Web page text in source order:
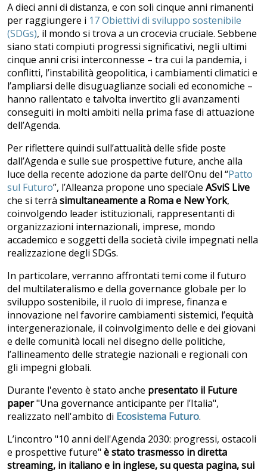
A dieci anni di distanza, e con soli cinque anni rimanenti
per raggiungere i 17 Obiettivi di sviluppo sostenibile
(SDGs), il mondo si trova a un crocevia cruciale. Sebbene
siano stati compiuti progressi significativi, negli ultimi
cinque anni crisi interconnesse – tra cui la pandemia, i
conflitti, l’instabilità geopolitica, i cambiamenti climatici e
l’ampliarsi delle disuguaglianze sociali ed economiche –
hanno rallentato e talvolta invertito gli avanzamenti
conseguiti in molti ambiti nella prima fase di attuazione
dell’Agenda.
Per riflettere quindi sull’attualità delle sfide poste
dall’Agenda e sulle sue prospettive future, anche alla
luce della recente adozione da parte dell’Onu del “Patto
sul Futuro”, l’Alleanza propone uno speciale ASviS Live
che si terrà simultaneamente a Roma e New York,
coinvolgendo leader istituzionali, rappresentanti di
organizzazioni internazionali, imprese, mondo
accademico e soggetti della società civile impegnati nella
realizzazione degli SDGs.
In particolare, verranno affrontati temi come il futuro
del multilateralismo e della governance globale per lo
sviluppo sostenibile, il ruolo di imprese, finanza e
innovazione nel favorire cambiamenti sistemici, l’equità
intergenerazionale, il coinvolgimento delle e dei giovani
e delle comunità locali nel disegno delle politiche,
l’allineamento delle strategie nazionali e regionali con
gli impegni globali.
Durante l'evento è stato anche presentato il Future
paper"Una governance anticipante per l’Italia",
realizzato nell'ambito di Ecosistema Futuro.
L’incontro "10 anni dell'Agenda 2030: progressi, ostacoli
e prospettive future" è stato trasmesso in diretta
streaming, in italiano e in inglese, su questa pagina, sui